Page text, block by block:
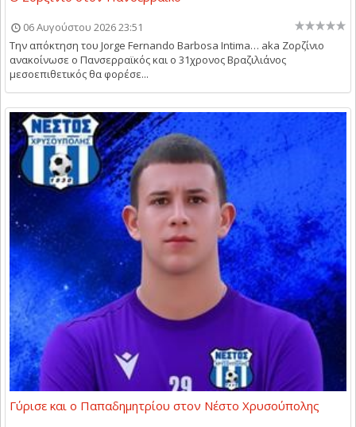
06 Αυγούστου 2026 23:51
Την απόκτηση του Jorge Fernando Barbosa Intima… aka Ζορζίνιο
ανακοίνωσε ο Πανσερραϊκός και ο 31χρονος Βραζιλιάνος
μεσοεπιθετικός θα φορέσε...
Γύρισε και ο Παπαδημητρίου στον Νέστο Χρυσούπολης